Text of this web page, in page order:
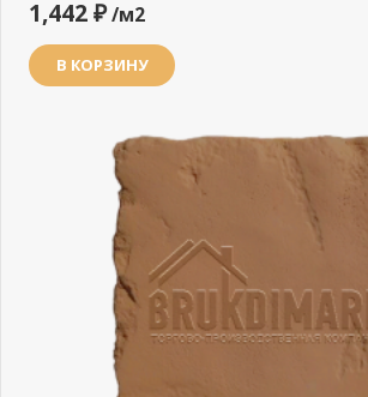
1,442₽/м2
В КОРЗИНУ